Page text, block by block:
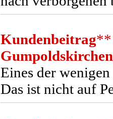
Kundenbeitrag**
Gumpoldskirchen
Eines der
Das ist nicht auf